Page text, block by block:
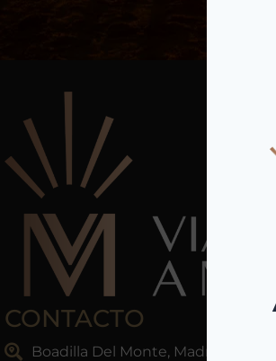
CONTACTO
Boadilla Del Monte, Madrid, España